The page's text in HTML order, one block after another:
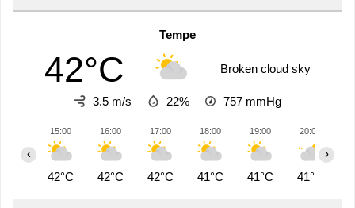
Tempe
42°C Broken cloud sky
3.5 m/s 22% 757 mmHg
15:00
42°C
16:00
42°C
17:00
42°C
18:00
41°C
19:00
41°C
20:00
41°C
‹ ›